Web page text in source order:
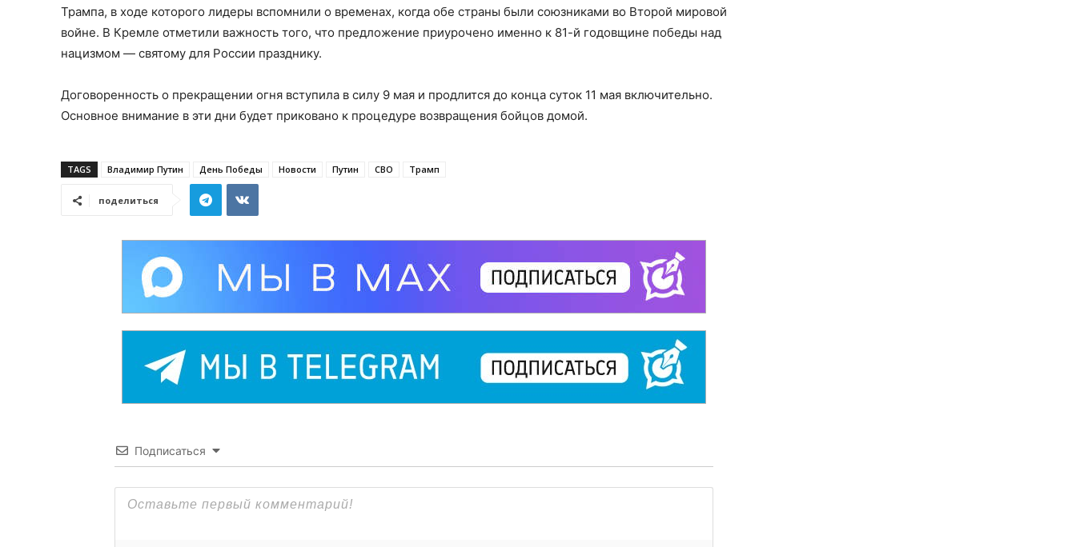
Трампа, в ходе которого лидеры вспомнили о временах, когда обе страны были союзниками во Второй мировой
войне. В Кремле отметили важность того, что предложение приурочено именно к 81-й годовщине победы над
нацизмом — святому для России празднику.
Договоренность о прекращении огня вступила в силу 9 мая и продлится до конца суток 11 мая включительно.
Основное внимание в эти дни будет приковано к процедуре возвращения бойцов домой.
TAGS Владимир Путин День Победы Новости Путин СВО Трамп
поделиться
Подписаться